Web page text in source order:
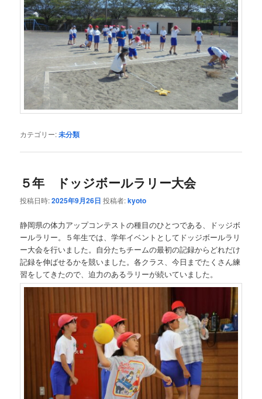
カテゴリー:未分類
５年 ドッジボールラリー大会
投稿日時:2025年9月26日 投稿者:kyoto
静岡県の体力アップコンテストの種目のひとつである、ドッジボ
ールラリー。５年生では、学年イベントとしてドッジボールラリ
ー大会を行いました。自分たちチームの最初の記録からどれだけ
記録を伸ばせるかを競いました。各クラス、今日までたくさん練
習をしてきたので、迫力のあるラリーが続いていました。